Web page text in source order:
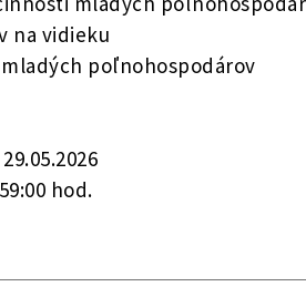
na vidieku
poľnohospodárov
hod.